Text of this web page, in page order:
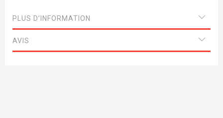
PLUS D’INFORMATION
AVIS